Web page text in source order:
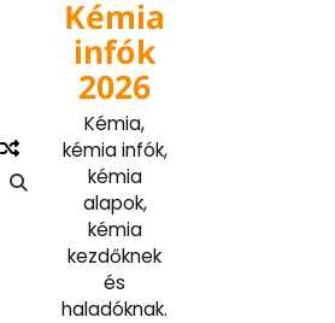
Kémia
infók
2026
Kémia,
kémia infók,
kémia
alapok,
kémia
kezdőknek
és
haladóknak.